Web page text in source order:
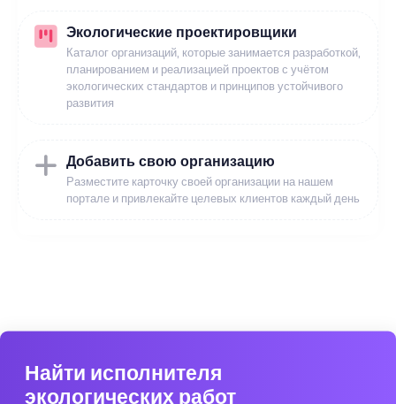
Экологические проектировщики
Каталог организаций, которые занимается разработкой,
планированием и реализацией проектов с учётом
экологических стандартов и принципов устойчивого
развития
Добавить свою организацию
Разместите карточку своей организации на нашем
портале и привлекайте целевых клиентов каждый день
Найти исполнителя
экологических работ